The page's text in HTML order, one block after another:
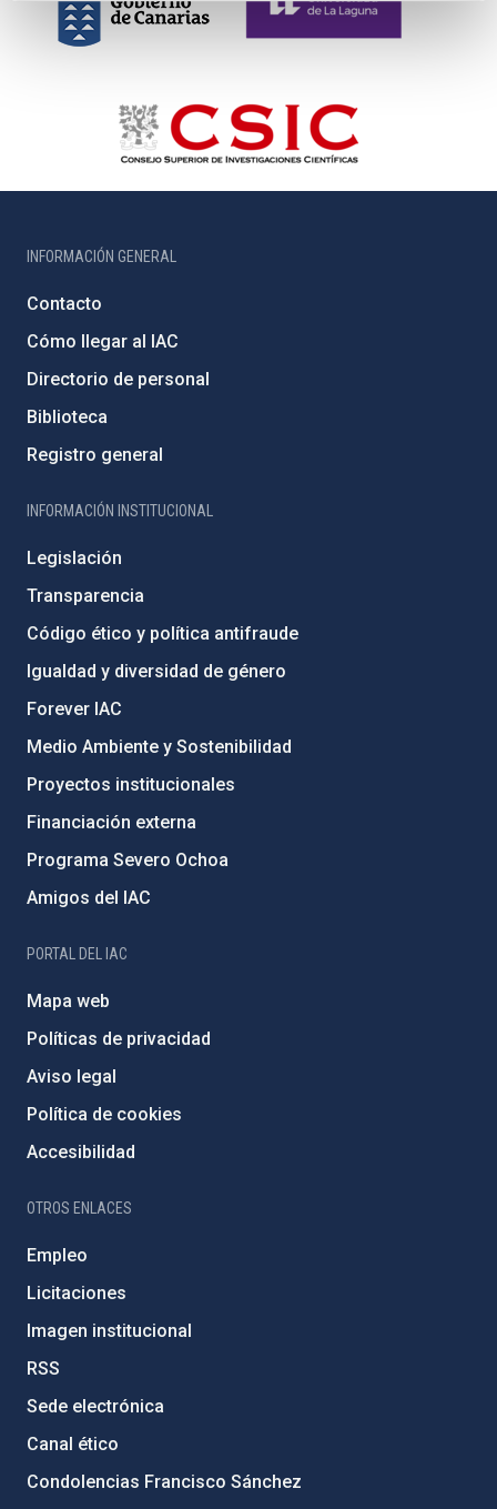
INFORMACIÓN GENERAL
Contacto
Cómo llegar al IAC
Directorio de personal
Biblioteca
Registro general
INFORMACIÓN INSTITUCIONAL
Legislación
Transparencia
Código ético y política antifraude
Igualdad y diversidad de género
Forever IAC
Medio Ambiente y Sostenibilidad
Proyectos institucionales
Financiación externa
Programa Severo Ochoa
Amigos del IAC
PORTAL DEL IAC
Mapa web
Políticas de privacidad
Aviso legal
Política de cookies
Accesibilidad
OTROS ENLACES
Empleo
Licitaciones
Imagen institucional
RSS
Sede electrónica
Canal ético
Condolencias Francisco Sánchez